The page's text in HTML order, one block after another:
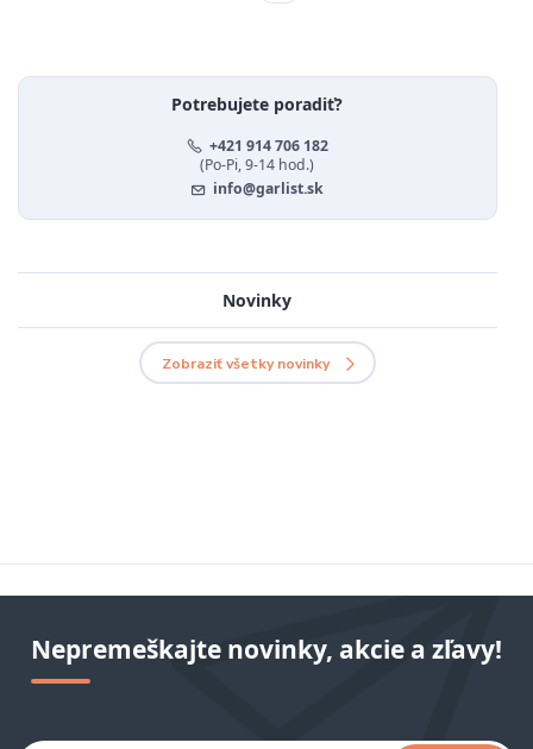
Potrebujete poradiť?
+421 914 706 182
(Po-Pi, 9-14 hod.)
info@garlist.sk
Novinky
Zobraziť všetky novinky
Nepremeškajte novinky, akcie a zľavy!